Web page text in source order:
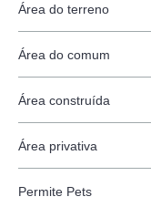
Área do terreno
Área do comum
Área construída
Área privativa
Permite Pets